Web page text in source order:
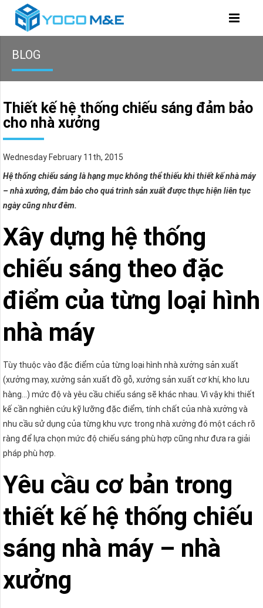
BLOG
Thiết kế hệ thống chiếu sáng đảm bảo
cho nhà xưởng
Wednesday February 11th, 2015
Hệ thống chiếu sáng là hạng mục không thể thiếu khi thiết kế nhà máy
– nhà xưởng, đảm bảo cho quá trình sản xuất được thực hiện liên tục
ngày cũng như đêm.
Xây dựng hệ thống
chiếu sáng theo đặc
điểm của từng loại hình
nhà máy
Tùy thuộc vào đặc điểm của từng loại hình nhà xưởng sản xuất
(xưởng may, xưởng sản xuất đồ gỗ, xưởng sản xuất cơ khí, kho lưu
hàng…) mức độ và yêu cầu chiếu sáng sẽ khác nhau. Vì vậy khi thiết
kế cần nghiên cứu kỹ lưỡng đặc điểm, tính chất của nhà xưởng và
nhu cầu sử dụng của từng khu vực trong nhà xưởng đó một cách rõ
ràng để lựa chọn mức độ chiếu sáng phù hợp cũng như đưa ra giải
pháp phù hợp.
Yêu cầu cơ bản trong
thiết kế hệ thống chiếu
sáng nhà máy – nhà
xưởng